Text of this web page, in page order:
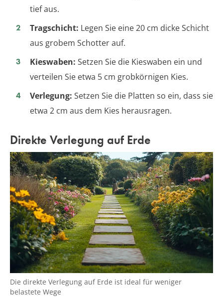
tief aus.
Tragschicht: Legen Sie eine 20 cm dicke Schicht
aus grobem Schotter auf.
Kieswaben: Setzen Sie die Kieswaben ein und
verteilen Sie etwa 5 cm grobkörnigen Kies.
Verlegung: Setzen Sie die Platten so ein, dass sie
etwa 2 cm aus dem Kies herausragen.
Direkte Verlegung auf Erde
Die direkte Verlegung auf Erde ist ideal für weniger
belastete Wege